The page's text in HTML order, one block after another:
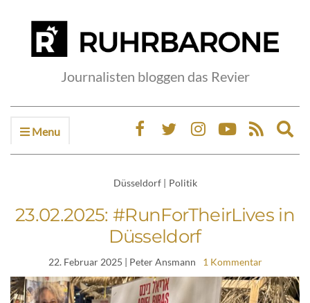
Journalisten bloggen das Revier
Menu
Düsseldorf | Politik
23.02.2025: #RunForTheirLives in
Düsseldorf
22. Februar 2025 | Peter Ansmann 1 Kommentar